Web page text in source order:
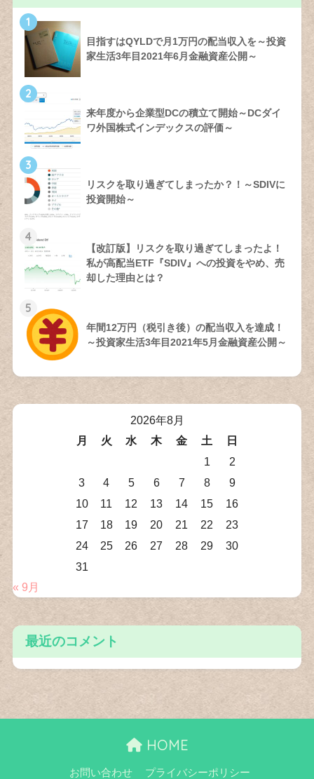
1
目指すはQYLDで月1万円の配当収入を～投資
家生活3年目2021年6月金融資産公開～
2
来年度から企業型DCの積立て開始～DCダイ
ワ外国株式インデックスの評価～
3
リスクを取り過ぎてしまったか？！～SDIVに
投資開始～
4
【改訂版】リスクを取り過ぎてしまったよ！
私が高配当ETF『SDIV』への投資をやめ、売
却した理由とは？
5
年間12万円（税引き後）の配当収入を達成！
～投資家生活3年目2021年5月金融資産公開～
2026年8月
月
火 水 木 金 土
日
1
2
3
4 5 6 7 8
9
10
11 12 13 14 15
16
17
18 19 20 21 22
23
24
25 26 27 28 29
30
31
« 9月
最近のコメント
HOME
お問い合わせ プライバシーポリシー